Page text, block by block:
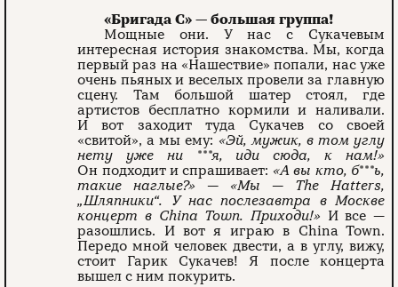
«Бригада С» — большая группа!
Мощные они. У нас с Сукачевым
интересная история знакомства. Мы, когда
первый раз на «Нашествие» попали, нас уже
очень пьяных и веселых провели за главную
сцену. Там большой шатер стоял, где
артистов бесплатно кормили и наливали.
И вот заходит туда Сукачев со своей
«свитой», а мы ему: «Эй, мужик, в том углу
нету уже ни ***я, иди сюда, к нам!»
Он подходит и спрашивает: «А вы кто, б***ь,
такие наглые?» — «Мы — The Hatters,
„Шляпники“. У нас послезавтра в Москве
концерт в China Town. Приходи!» И все —
разошлись. И вот я играю в China Town.
Передо мной человек двести, а в углу, вижу,
стоит Гарик Сукачев! Я после концерта
вышел с ним покурить.